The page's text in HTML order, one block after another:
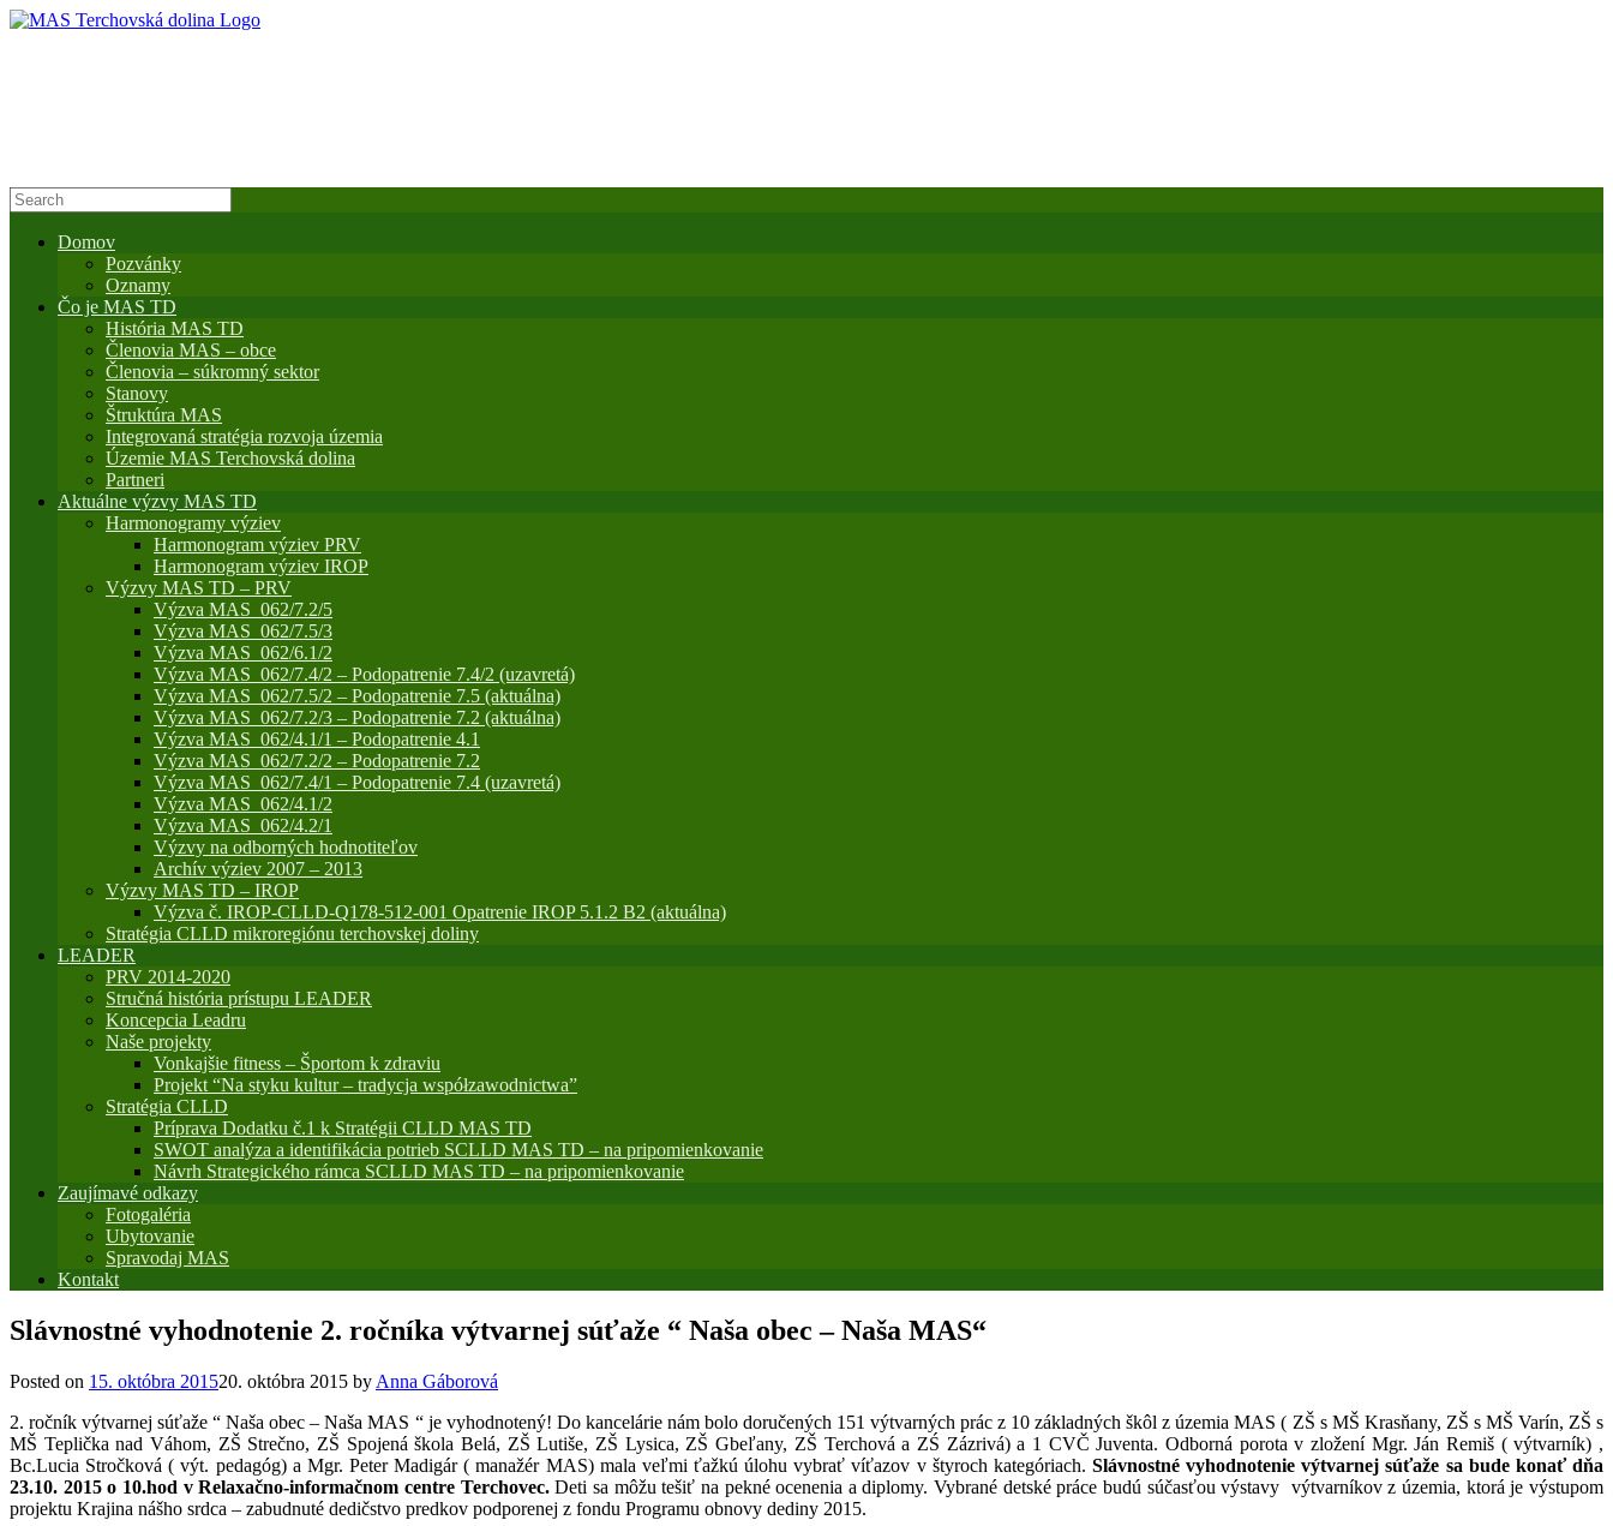
Domov
Pozvánky
Oznamy
Čo je MAS TD
História MAS TD
Členovia MAS – obce
Členovia – súkromný sektor
Stanovy
Štruktúra MAS
Integrovaná stratégia rozvoja územia
Územie MAS Terchovská dolina
Partneri
Aktuálne výzvy MAS TD
Harmonogramy výziev
Harmonogram výziev PRV
Harmonogram výziev IROP
Výzvy MAS TD – PRV
Výzva MAS_062/7.2/5
Výzva MAS_062/7.5/3
Výzva MAS_062/6.1/2
Výzva MAS_062/7.4/2 – Podopatrenie 7.4/2 (uzavretá)
Výzva MAS_062/7.5/2 – Podopatrenie 7.5 (aktuálna)
Výzva MAS_062/7.2/3 – Podopatrenie 7.2 (aktuálna)
Výzva MAS_062/4.1/1 – Podopatrenie 4.1
Výzva MAS_062/7.2/2 – Podopatrenie 7.2
Výzva MAS_062/7.4/1 – Podopatrenie 7.4 (uzavretá)
Výzva MAS_062/4.1/2
Výzva MAS_062/4.2/1
Výzvy na odborných hodnotiteľov
Archív výziev 2007 – 2013
Výzvy MAS TD – IROP
Výzva č. IROP-CLLD-Q178-512-001 Opatrenie IROP 5.1.2 B2 (aktuálna)
Stratégia CLLD mikroregiónu terchovskej doliny
LEADER
PRV 2014-2020
Stručná história prístupu LEADER
Koncepcia Leadru
Naše projekty
Vonkajšie fitness – Športom k zdraviu
Projekt “Na styku kultur – tradycja współzawodnictwa”
Stratégia CLLD
Príprava Dodatku č.1 k Stratégii CLLD MAS TD
SWOT analýza a identifikácia potrieb SCLLD MAS TD – na pripomienkovanie
Návrh Strategického rámca SCLLD MAS TD – na pripomienkovanie
Zaujímavé odkazy
Fotogaléria
Ubytovanie
Spravodaj MAS
Kontakt
Slávnostné vyhodnotenie 2. ročníka výtvarnej súťaže “ Naša obec – Naša MAS“
Posted on 15. októbra 201520. októbra 2015 by Anna Gáborová
2. ročník výtvarnej súťaže “ Naša obec – Naša MAS “ je vyhodnotený! Do kancelárie nám bolo doručených 151 výtvarných prác z 10 základných škôl z územia MAS ( ZŠ s MŠ Krasňany, ZŠ s MŠ Varín, ZŠ s
MŠ Teplička nad Váhom, ZŠ Strečno, ZŠ Spojená škola Belá, ZŠ Lutiše, ZŠ Lysica, ZŠ Gbeľany, ZŠ Terchová a ZŚ Zázrivá) a 1 CVČ Juventa. Odborná porota v zložení Mgr. Ján Remiš ( výtvarník) ,
Bc.Lucia Stročková ( výt. pedagóg) a Mgr. Peter Madigár ( manažér MAS) mala veľmi ťažkú úlohu vybrať víťazov v štyroch kategóriach. Slávnostné vyhodnotenie výtvarnej súťaže sa bude konať dňa
23.10. 2015 o 10.hod v Relaxačno-informačnom centre Terchovec.Deti sa môžu tešiť na pekné ocenenia a diplomy. Vybrané detské práce budú súčasťou výstavy výtvarníkov z územia, ktorá je výstupom
projektu Krajina nášho srdca – zabudnuté dedičstvo predkov podporenej z fondu Programu obnovy dediny 2015.